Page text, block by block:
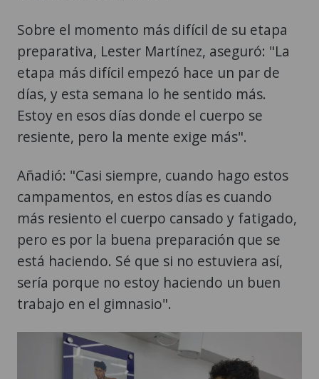
Sobre el momento más difícil de su etapa
preparativa, Lester Martínez, aseguró: "La
etapa más difícil empezó hace un par de
días, y esta semana lo he sentido más.
Estoy en esos días donde el cuerpo se
resiente, pero la mente exige más".
Añadió: "Casi siempre, cuando hago estos
campamentos, en estos días es cuando
más resiento el cuerpo cansado y fatigado,
pero es por la buena preparación que se
está haciendo. Sé que si no estuviera así,
sería porque no estoy haciendo un buen
trabajo en el gimnasio".